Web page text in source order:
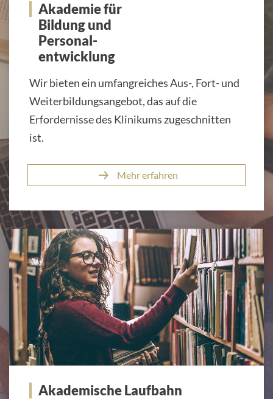
Akademie für
Bildung und
Personal-
entwicklung
Wir bieten ein umfangreiches Aus-, Fort- und
Weiterbildungsangebot, das auf die
Erfordernisse des Klinikums zugeschnitten
ist.
Mehr erfahren
Akademische Laufbahn